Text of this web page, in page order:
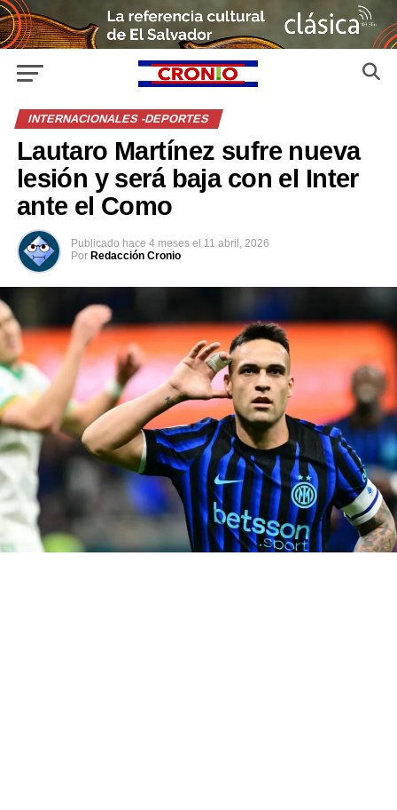
INTERNACIONALES -DEPORTES
Lautaro Martínez sufre nueva
lesión y será baja con el Inter
ante el Como
Publicado hace 4 meses el 11 abril, 2026
Por Redacción Cronio